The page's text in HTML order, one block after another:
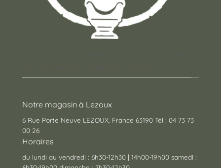
Notre magasin à Lezoux
6 Rue Porte Neuve LEZOUX, France 63190 Tél : 04 73 73
00 26
Horaires
du lundi au vendredi : 6h30-12h30 | 14h00-19h00 samedi :